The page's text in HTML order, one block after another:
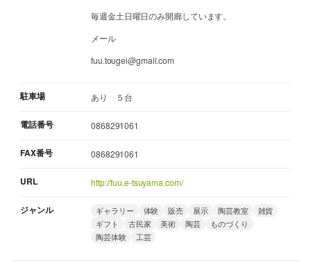
毎週金土日曜日のみ開廊しています。
メール
fuu.tougei@gmail.com
駐車場 あり ５台
電話番号 0868291061
FAX番号 0868291061
URL http://fuu.e-tsuyama.com/
ジャンル ギャラリー 体験 販売 展示 陶芸教室
雑貨
ギフト
古民家 美術 陶芸
ものづくり
陶芸体験
工芸